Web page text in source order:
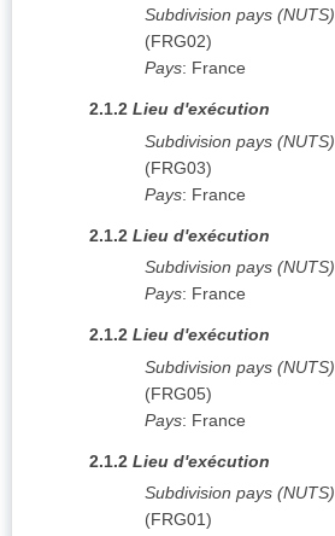
Subdivision pays (NUTS)
(FRG02)
Pays: France
2.1.2 Lieu d'exécution
Subdivision pays (NUTS)
(FRG03)
Pays: France
2.1.2 Lieu d'exécution
Subdivision pays (NUTS)
Pays: France
2.1.2 Lieu d'exécution
Subdivision pays (NUTS)
(FRG05)
Pays: France
2.1.2 Lieu d'exécution
Subdivision pays (NUTS)
(FRG01)